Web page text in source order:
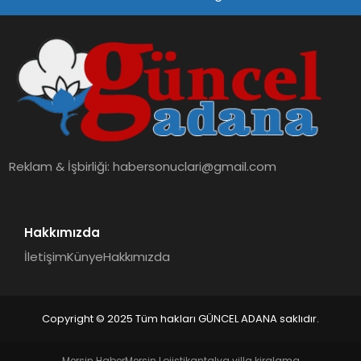
TEKNOLOJI
Reklam & İşbirliği:habersonuclari@gmail.com
Hakkımızda
İletişimKünyeHakkımızda
Copyright © 2025 Tüm hakları GÜNCEL ADANA saklıdır.